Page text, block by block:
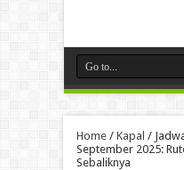
Home/ Kapal /
September 2025:
Sebaliknya